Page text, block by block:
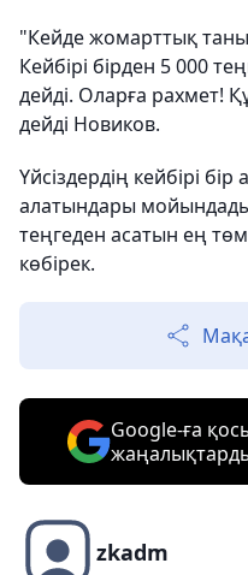
"Кейде жомарттық
Кейбірі бірден 5 000
дейді. Оларға рахмет!
дейді Новиков.
Үйсіздердің кейбірі
алатындары
теңгеден асатын ең
көбірек.
Google-ға
zkadm